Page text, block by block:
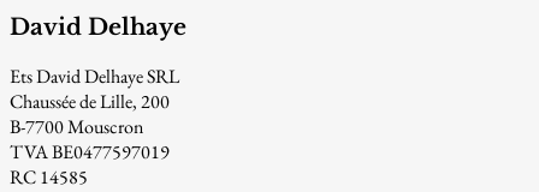
David Delhaye
Ets David Delhaye SRL
Chaussée de Lille, 200
B-7700 Mouscron
TVA BE0477597019
RC 14585